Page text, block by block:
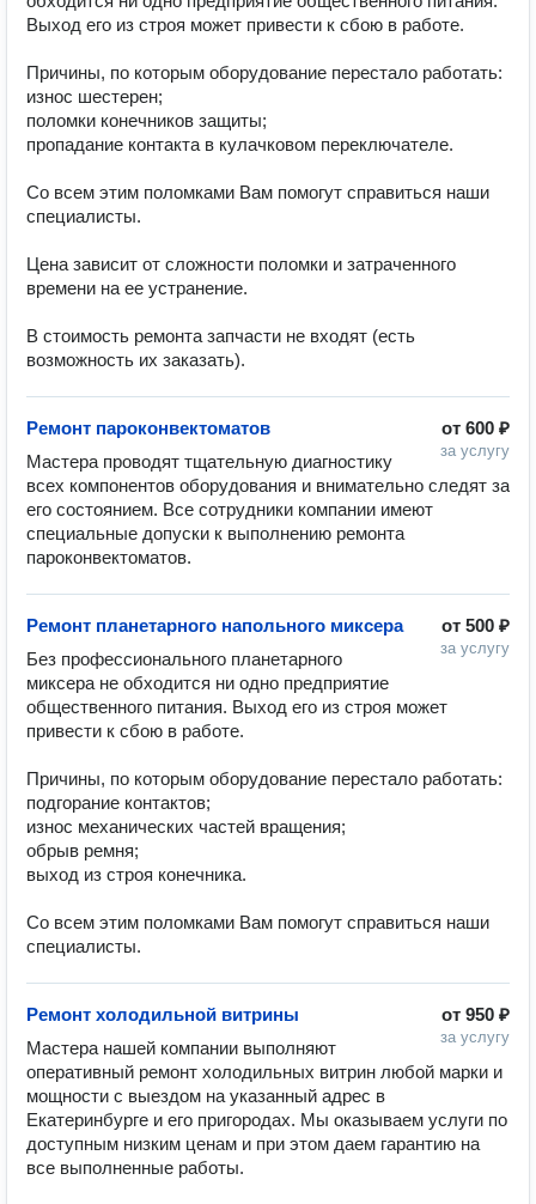
Выход его из строя может привести к сбою в работе.
Причины, по которым оборудование перестало работать:
износ шестерен;
поломки конечников защиты;
пропадание контакта в кулачковом переключателе.
Со всем этим поломками Вам помогут справиться наши
специалисты.
Цена зависит от сложности поломки и затраченного
времени на ее устранение.
В стоимость ремонта запчасти не входят (есть
возможность их заказать).
от 600 ₽
за услугу
Ремонт пароконвектоматов
Мастера проводят тщательную диагностику
всех компонентов оборудования и внимательно следят за
его состоянием. Все сотрудники компании имеют
специальные допуски к выполнению ремонта
пароконвектоматов.
от 500 ₽
за услугу
Ремонт планетарного напольного миксера
Без профессионального планетарного
миксера не обходится ни одно предприятие
общественного питания. Выход его из строя может
привести к сбою в работе.
Причины, по которым оборудование перестало работать:
подгорание контактов;
износ механических частей вращения;
обрыв ремня;
выход из строя конечника.
Со всем этим поломками Вам помогут справиться наши
специалисты.
от 950 ₽
за услугу
Ремонт холодильной витрины
Мастера нашей компании выполняют
оперативный ремонт холодильных витрин любой марки и
мощности с выездом на указанный адрес в
Екатеринбурге и его пригородах. Мы оказываем услуги по
доступным низким ценам и при этом даем гарантию на
все выполненные работы.